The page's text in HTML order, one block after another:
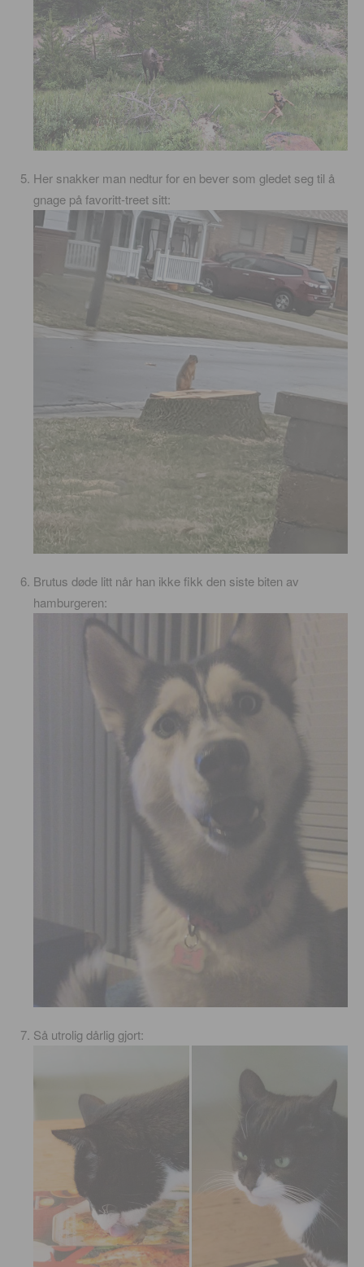
Her snakker man nedtur for en bever som gledet seg til å
gnage på favoritt-treet sitt:
Brutus døde litt når han ikke fikk den siste biten av
hamburgeren:
Så utrolig dårlig gjort: